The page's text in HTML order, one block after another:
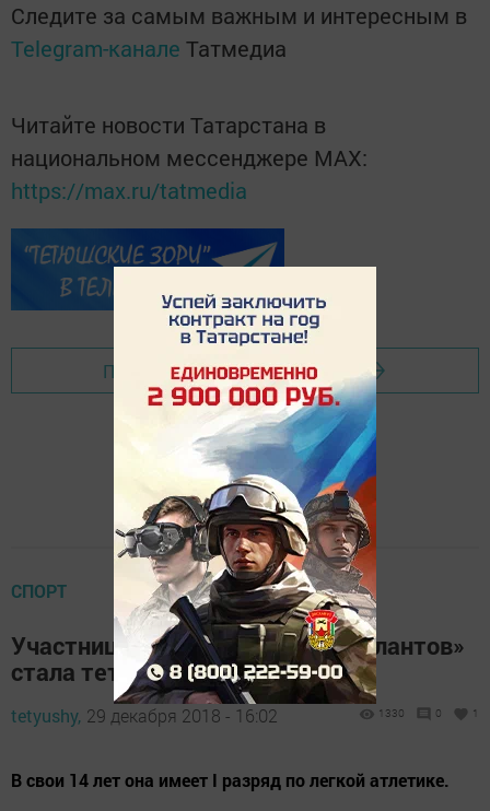
Следите за самым важным и интересным в
Telegram-канале Татмедиа
Читайте новости Татарстана в
национальном мессенджере MАХ:
https://max.ru/tatmedia
Перейти на страницу новости
СПОРТ
Участницей проекта «Тысяча талантов»
стала тетюшанка
tetyushy, 29 декабря 2018 - 16:02 1330 0 1
В свои 14 лет она имеет I разряд по легкой атлетике.